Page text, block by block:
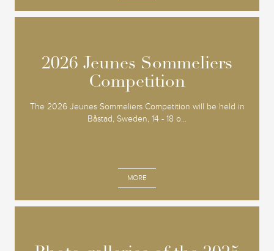
2026 Jeunes Sommeliers
Competition
The 2026 Jeunes Sommeliers Competition will be held in
Båstad, Sweden, 14 - 18 o...
MORE
2026 Jeunes Sommeliers
Competition